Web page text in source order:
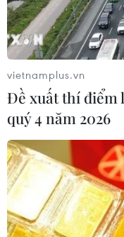
UEFA điểm
ấn khó quên
Chung kết
Liên đoàn Bóng đá
(UEFA) đã điểm
thống kê và dấu
của Vòng Chung
một tháng qua.
vietnamplus.vn
Đề xuất thí điểm
quý 4 năm 2026